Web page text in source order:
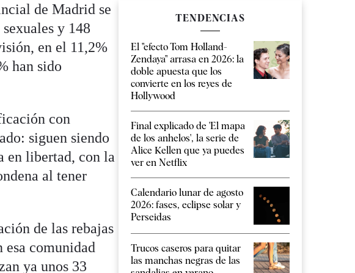
de Madrid se
y 148
en el 11,2%
han sido
con
siguen siendo
en libertad, con la
al tener
de las rebajas
esa comunidad
ya unos 33
TENDENCIAS
El "efecto Tom Holland-
Zendaya" arrasa en 2026: la
doble apuesta que los
convierte en los reyes de
Hollywood
Final explicado de 'El mapa
de los anhelos', la serie de
Alice Kellen que ya puedes
ver en Netflix
Calendario lunar de agosto
2026: fases, eclipse solar y
Perseidas
Trucos caseros para quitar
las manchas negras de las